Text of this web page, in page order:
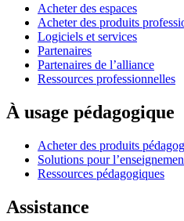
Acheter des espaces
Acheter des produits
Logiciels et services
Partenaires
Partenaires de l’alliance
Ressources professionnelles
À usage pédagogique
Acheter des produits
Solutions pour
Ressources pédagogiques
Assistance